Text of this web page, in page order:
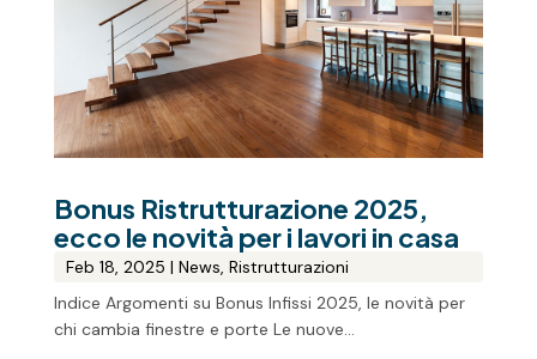
Bonus Ristrutturazione 2025,
ecco le novità per i lavori in casa
Feb 18, 2025 | News, Ristrutturazioni
Indice Argomenti su Bonus Infissi 2025, le novità per
chi cambia finestre e porte Le nuove...